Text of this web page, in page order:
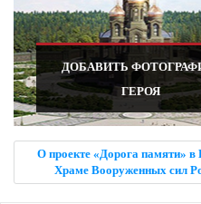
ДОБАВИТЬ
ГЕРОЯ
О проекте «Дорога памяти» в
Храме Вооруженных сил